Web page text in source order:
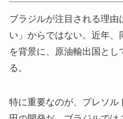
ブラジルが注目される理由
い」からではない。近年、
を背景に、原油輸出国とし
る。
特に重要なのが、プレソル